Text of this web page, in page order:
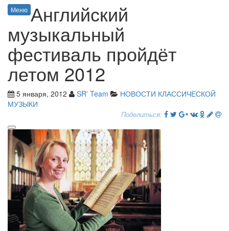
Меню Английский
музыкальный
фестиваль пройдёт
летом 2012
5 января, 2012 SR' Team
НОВОСТИ КЛАССИЧЕСКОЙ
МУЗЫКИ
Поделиться: